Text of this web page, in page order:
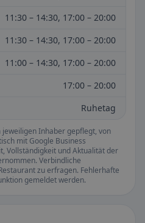
11:30 – 14:30, 17:00 – 20:00
11:30 – 14:30, 17:00 – 20:00
11:00 – 14:30, 17:00 – 20:00
17:00 – 20:00
Ruhetag
Inhaber gepflegt, von
mit Google Business
Vollständigkeit und Aktualität der
Verbindliche
zu erfragen. Fehlerhafte
gemeldet werden.